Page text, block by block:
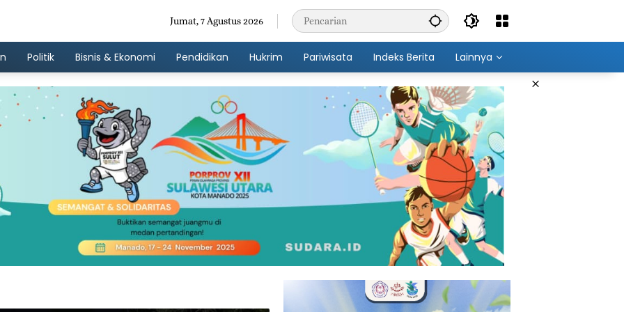
Jumat, 7 Agustus 2026
Politik Bisnis & Ekonomi Pendidikan Hukrim Pariwisata Indeks Berita Lainnya
×